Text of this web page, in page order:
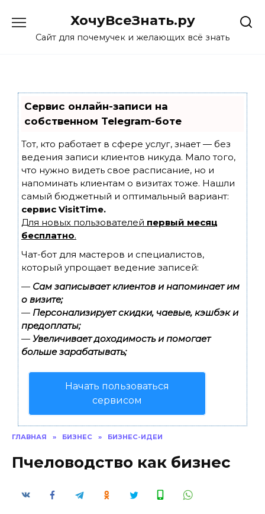
content
ХочуВсеЗнать.ру
Сайт для почемучек и желающих всё знать
Сервис онлайн-записи на
собственном Telegram-боте
Тот, кто работает в сфере услуг, знает — без
ведения записи клиентов никуда. Мало того,
что нужно видеть свое расписание, но и
напоминать клиентам о визитах тоже. Нашли
самый бюджетный и оптимальный вариант:
сервис VisitTime.
Для новых пользователей первый месяц
бесплатно.
Чат-бот для мастеров и специалистов,
который упрощает ведение записей:
— Сам записывает клиентов и напоминает им
о визите;
— Персонализирует скидки, чаевые, кэшбэк и
предоплаты;
— Увеличивает доходимость и помогает
больше зарабатывать;
Начать пользоваться
сервисом
ГЛАВНАЯ » БИЗНЕС » БИЗНЕС-ИДЕИ
Пчеловодство как бизнес